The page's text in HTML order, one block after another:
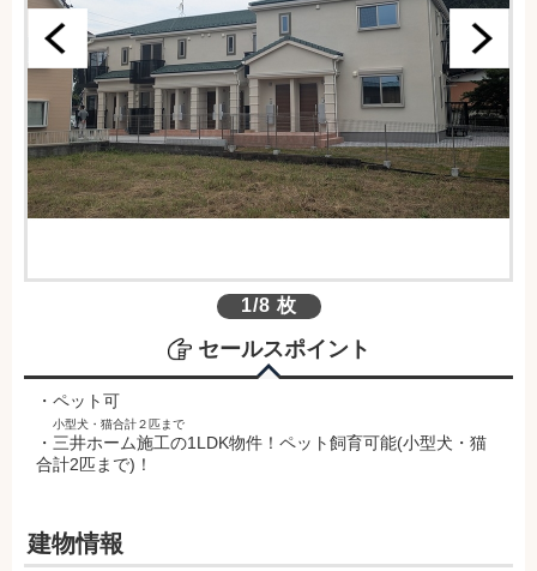
1/8 枚
セールスポイント
・ペット可
小型犬・猫合計２匹まで
・三井ホーム施工の1LDK物件！ペット飼育可能(小型犬・猫
合計2匹まで)！
建物情報